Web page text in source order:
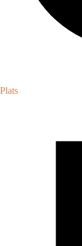
Plats